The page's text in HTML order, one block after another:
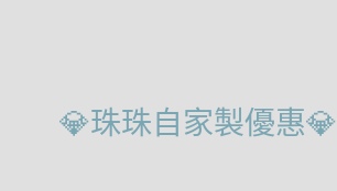
💎珠珠自家製優惠💎